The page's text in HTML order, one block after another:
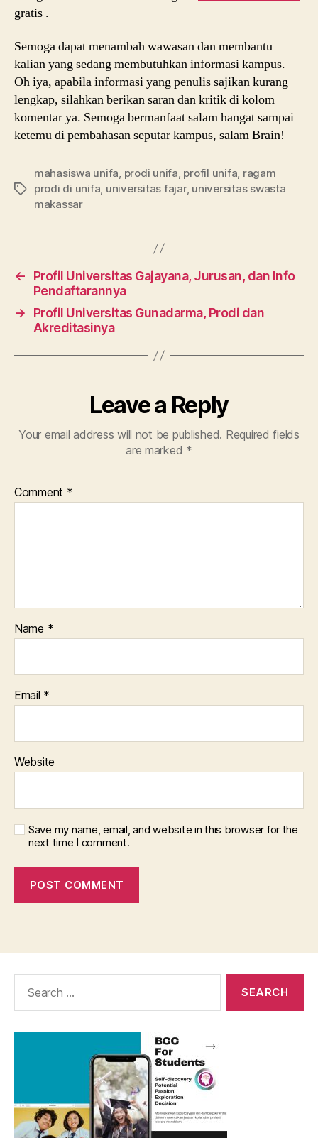
gratis .
Semoga dapat menambah wawasan dan membantu
kalian yang sedang membutuhkan informasi kampus.
Oh iya, apabila informasi yang penulis sajikan kurang
lengkap, silahkan berikan saran dan kritik di kolom
komentar ya. Semoga bermanfaat salam hangat sampai
ketemu di pembahasan seputar kampus, salam Brain!
Tags
mahasiswa unifa, prodi unifa, profil unifa, ragam
prodi di unifa, universitas fajar, universitas swasta
makassar
←
Profil Universitas Gajayana, Jurusan, dan Info
Pendaftarannya
→
Profil Universitas Gunadarma, Prodi dan
Akreditasinya
Leave a Reply
Your email address will not be published. Required fields
are marked *
Comment *
Name *
Email *
Website
Save my name, email, and website in this browser for the
next time I comment.